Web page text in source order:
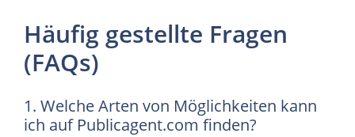
Häufig gestellte Fragen
(FAQs)
1. Welche Arten von Möglichkeiten kann
ich auf Publicagent.com finden?